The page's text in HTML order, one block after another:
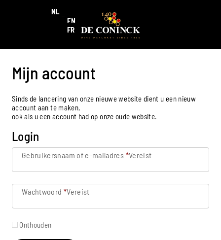
NL
EN
FR
Mijn account
Sinds de lancering van onze nieuwe website dient u een nieuw
account aan te maken,
ook als u een account had op onze oude website.
Login
Gebruikersnaam of e-mailadres *Vereist
Wachtwoord *Vereist
Onthouden